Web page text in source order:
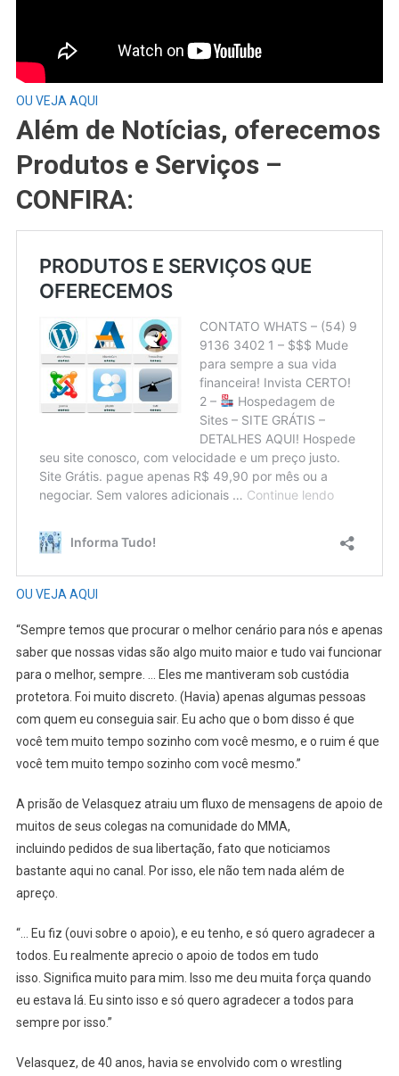
OU VEJA AQUI
Além de Notícias, oferecemos
Produtos e Serviços –
CONFIRA:
OU VEJA AQUI
“Sempre temos que procurar o melhor cenário para nós e apenas
saber que nossas vidas são algo muito maior e tudo vai funcionar
para o melhor, sempre. … Eles me mantiveram sob custódia
protetora. Foi muito discreto. (Havia) apenas algumas pessoas
com quem eu conseguia sair. Eu acho que o bom disso é que
você tem muito tempo sozinho com você mesmo, e o ruim é que
você tem muito tempo sozinho com você mesmo.”
A prisão de Velasquez atraiu um fluxo de mensagens de apoio de
muitos de seus colegas na comunidade do MMA,
incluindo pedidos de sua libertação, fato que noticiamos
bastante aqui no canal. Por isso, ele não tem nada além de
apreço.
“… Eu fiz (ouvi sobre o apoio), e eu tenho, e só quero agradecer a
todos. Eu realmente aprecio o apoio de todos em tudo
isso. Significa muito para mim. Isso me deu muita força quando
eu estava lá. Eu sinto isso e só quero agradecer a todos para
sempre por isso.”
Velasquez, de 40 anos, havia se envolvido com o wrestling